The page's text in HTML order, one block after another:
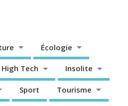
Écologie
High Tech Insolite
Sport Tourisme